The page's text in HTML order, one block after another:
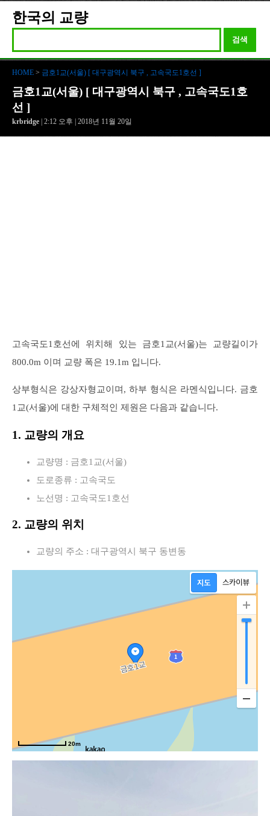
한국의 교량
검색
HOME > 금호1교(서울) [ 대구광역시 북구 , 고속국도1호선 ]
금호1교(서울) [ 대구광역시 북구 , 고속국도1호
선 ]
krbridge | 2:12 오후 | 2018년 11월 20일
고속국도1호선에 위치해 있는 금호1교(서울)는 교량길이가
800.0m 이며 교량 폭은 19.1m 입니다.
상부형식은 강상자형교이며, 하부 형식은 라멘식입니다. 금호
1교(서울)에 대한 구체적인 제원은 다음과 같습니다.
1. 교량의 개요
교량명 : 금호1교(서울)
도로종류 : 고속국도
노선명 : 고속국도1호선
2. 교량의 위치
교량의 주소 : 대구광역시 북구 동변동
20m